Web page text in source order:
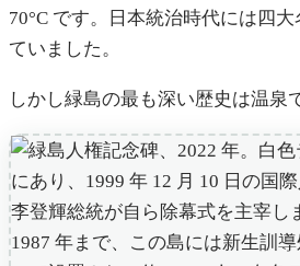
70°C です。日本統治時代には四
ていました。
しかし緑島の最も深い歴史は温泉